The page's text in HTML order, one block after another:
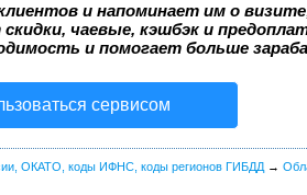
и напоминает им о
чаевые, кэшбэк и
и помогает больше
сервисом
ОКАТО, коды ИФНС, коды регионов ГИБДД →